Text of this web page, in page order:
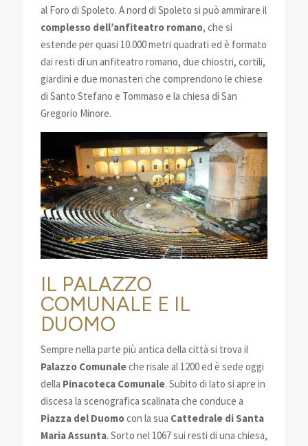
al Foro di Spoleto. A nord di Spoleto si può ammirare il
complesso dell’anfiteatro romano, che si
estende per quasi 10.000 metri quadrati ed è formato
dai resti di un anfiteatro romano, due chiostri, cortili,
giardini e due monasteri che comprendono le chiese
di Santo Stefano e Tommaso e la chiesa di San
Gregorio Minore.
IL PALAZZO
COMUNALE E IL
DUOMO
Sempre nella parte più antica della città si trova il
Palazzo Comunaleche risale al 1200 ed è sede oggi
della Pinacoteca Comunale. Subito di lato si apre in
discesa la scenografica scalinata che conduce a
Piazza del Duomocon la sua Cattedrale di Santa
Maria Assunta. Sorto nel 1067 sui resti di una chiesa,